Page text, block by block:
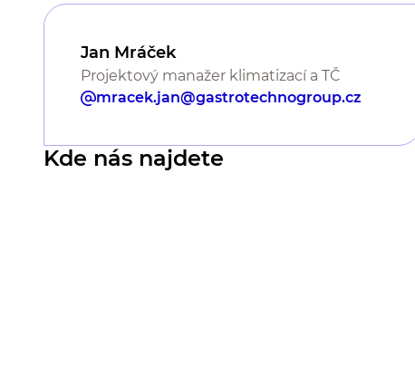
Jan Mráček
Projektový manažer klimatizací a TČ
mracek.jan@gastrotechnogroup.cz
Kde nás najdete